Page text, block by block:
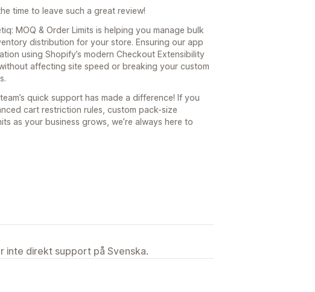
time to leave such a great review!
MOQ & Order Limits is helping you manage bulk
distribution for your store. Ensuring our app
using Shopify’s modern Checkout Extensibility
affecting site speed or breaking your custom
quick support has made a difference! If you
cart restriction rules, custom pack-size
as your business grows, we’re always here to
inte direkt support på Svenska.